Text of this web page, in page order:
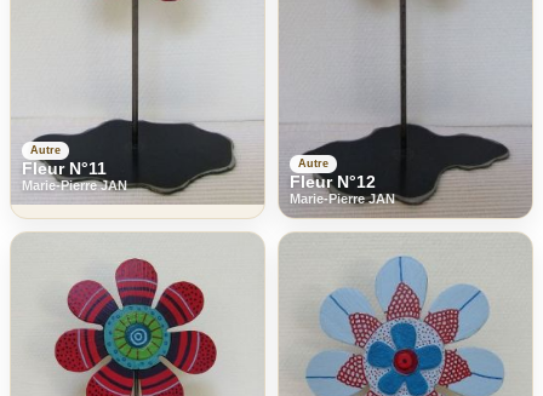
Autre
Fleur N°11
Marie-Pierre JAN
Autre
Fleur N°12
Marie-Pierre JAN